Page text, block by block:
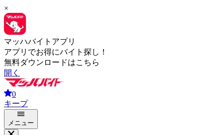
×
マッハバイトアプリ
アプリでお得にバイト探し！
無料ダウンロードはこちら
開く
0
キープ
メニュー